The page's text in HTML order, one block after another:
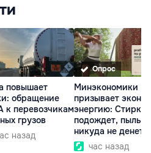
повышает
обращение
к перевозчикам
грузов
назад
Опрос
Минэкономики
призывает
энергию: Стирка
подождет, пыль
никуда не
час назад